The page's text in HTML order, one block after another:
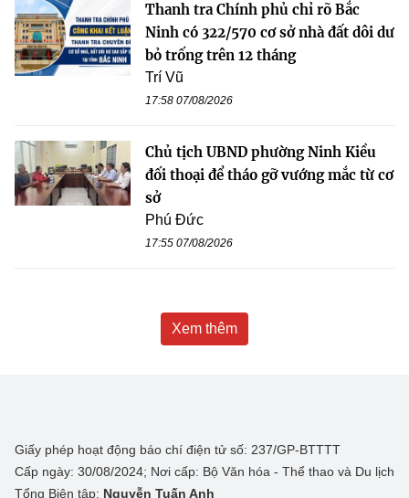
Thanh tra Chính phủ chỉ rõ Bắc
Ninh có 322/570 cơ sở nhà đất dôi dư
bỏ trống trên 12 tháng
Trí Vũ
17:58 07/08/2026
Chủ tịch UBND phường Ninh Kiều
đối thoại để tháo gỡ vướng mắc từ cơ
sở
Phú Đức
17:55 07/08/2026
Xem thêm
Giấy phép hoạt động báo chí điện tử số: 237/GP-BTTTT
Cấp ngày: 30/08/2024; Nơi cấp: Bộ Văn hóa - Thể thao và Du lịch
Tổng Biên tập: Nguyễn Tuấn Anh